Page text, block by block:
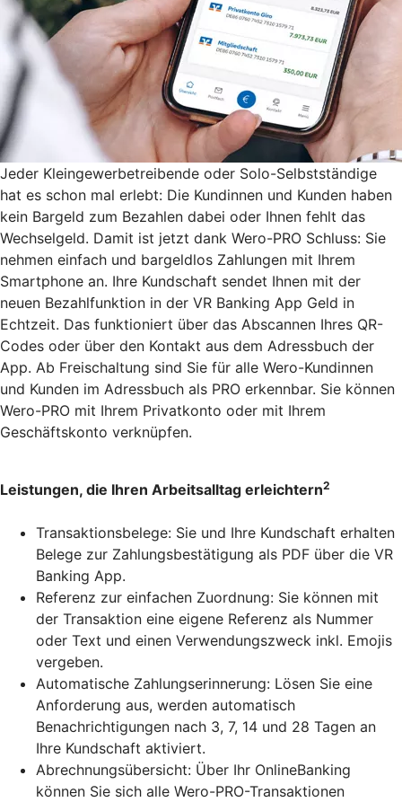
Jeder Kleingewerbetreibende oder Solo-Selbstständige
hat es schon mal erlebt: Die Kundinnen und Kunden haben
kein Bargeld zum Bezahlen dabei oder Ihnen fehlt das
Wechselgeld. Damit ist jetzt dank Wero-PRO Schluss: Sie
nehmen einfach und bargeldlos Zahlungen mit Ihrem
Smartphone an. Ihre Kundschaft sendet Ihnen mit der
neuen Bezahlfunktion in der VR Banking App Geld in
Echtzeit. Das funktioniert über das Abscannen Ihres QR-
Codes oder über den Kontakt aus dem Adressbuch der
App. Ab Freischaltung sind Sie für alle Wero-Kundinnen
und Kunden im Adressbuch als PRO erkennbar. Sie können
Wero-PRO mit Ihrem Privatkonto oder mit Ihrem
Geschäftskonto verknüpfen.
Leistungen, die Ihren Arbeitsalltag erleichtern2
Transaktionsbelege: Sie und Ihre Kundschaft erhalten
Belege zur Zahlungsbestätigung als PDF über die VR
Banking App.
Referenz zur einfachen Zuordnung: Sie können mit
der Transaktion eine eigene Referenz als Nummer
oder Text und einen Verwendungszweck inkl. Emojis
vergeben.
Automatische Zahlungserinnerung: Lösen Sie eine
Anforderung aus, werden automatisch
Benachrichtigungen nach 3, 7, 14 und 28 Tagen an
Ihre Kundschaft aktiviert.
Abrechnungsübersicht: Über Ihr OnlineBanking
können Sie sich alle Wero-PRO-Transaktionen